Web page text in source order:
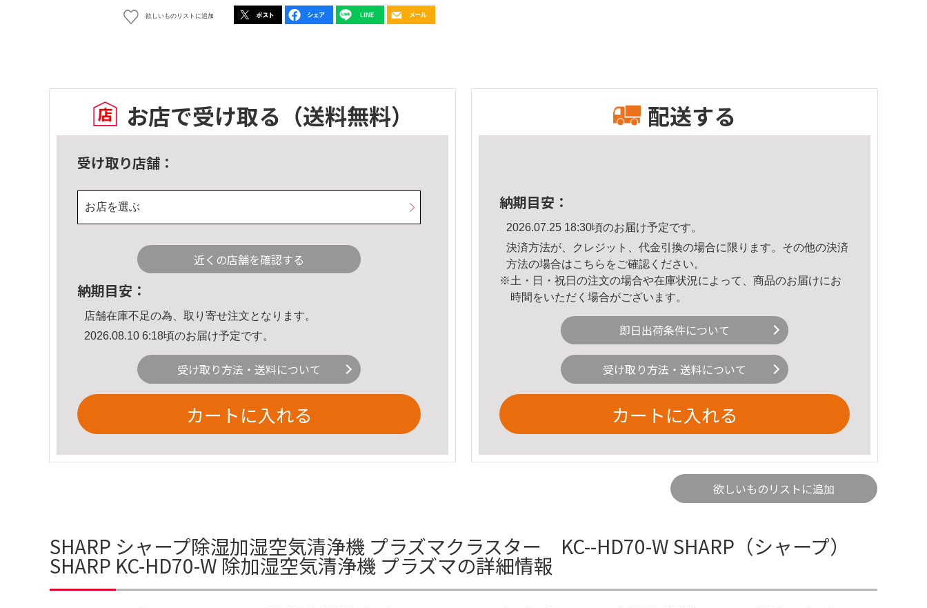
欲しいものリストに追加
お店で受け取る （送料無料）
受け取り店舗：
お店を選ぶ
近くの店舗を確認する
納期目安：
店舗在庫不足の為、取り寄せ注文となります。
2026.08.10 6:18頃のお届け予定です。
受け取り方法・送料について
カートに入れる
配送する
納期目安：
2026.07.25 18:30頃のお届け予定です。
決済方法が、クレジット、代金引換の場合に限ります。その他の決済
方法の場合はこちら をご確認ください。
※土・日・祝日の注文の場合や在庫状況によって、商品のお届けにお
時間をいただく場合がございます。
即日出荷条件について
受け取り方法・送料について
カートに入れる
欲しいものリストに追加
SHARP シャープ除湿加湿空気清浄機 プラズマクラスター KC--HD70-W SHARP（シャープ）
SHARP KC-HD70-W 除加湿空気清浄機 プラズマの詳細情報